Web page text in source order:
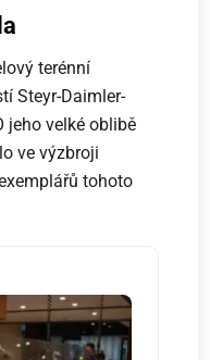
terénní
Steyr-Daimler-
jeho velké oblibě
ve výzbroji
tohoto